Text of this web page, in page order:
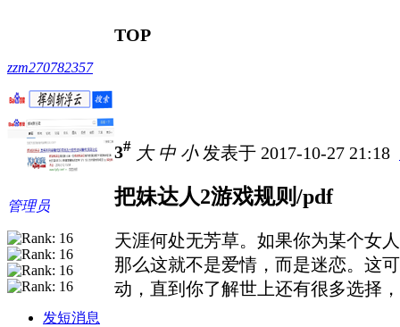
TOP
zzm270782357
管理员
发短消息
3# 大 中 小发表于 2017-10-27 21:18
把妹达人2游戏规则/pdf
天涯何处无芳草。如果你为某个女
那么这就不是爱情，而是迷恋。这
动，直到你了解世上还有很多选择